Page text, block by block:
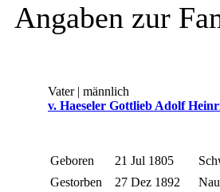
Angaben zur
Vater | männlich
v. Haeseler Gottlieb Adolf
Geboren 21 Jul 1805
Gestorben
27 Dez 1892